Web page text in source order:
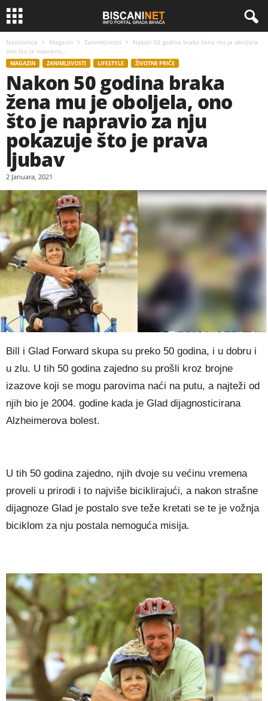
Naslovnica Magazin Zanimljivosti
Nakon 50 godina braka žena mu je oboljela,
ono što je napravio...
MAGAZIN ZANIMLJIVOSTI LIFESTYLE ŽIVOTNE PRIČE
Nakon 50 godina braka
žena mu je oboljela, ono
što je napravio za nju
pokazuje što je prava
ljubav
2 Januara, 2021
Bill i Glad Forward skupa su preko 50 godina, i u dobru i
u zlu. U tih 50 godina zajedno su prošli kroz brojne
izazove koji se mogu parovima naći na putu, a najteži od
njih bio je 2004. godine kada je Glad dijagnosticirana
Alzheimerova bolest.
U tih 50 godina zajedno, njih dvoje su većinu vremena
proveli u prirodi i to najviše biciklirajući, a nakon strašne
dijagnoze Glad je postalo sve teže kretati se te je vožnja
biciklom za nju postala nemoguća misija.